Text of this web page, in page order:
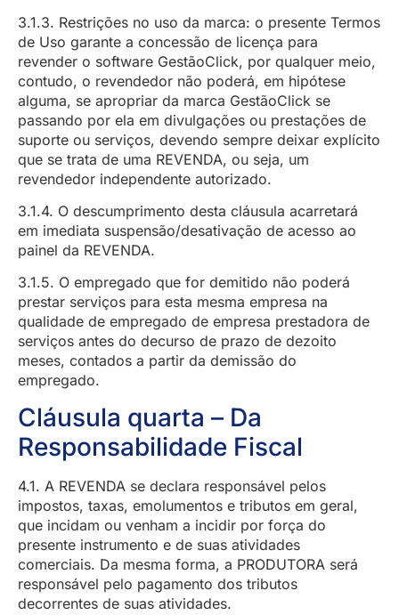
3.1.3. Restrições no uso da marca: o presente Termos
de Uso garante a concessão de licença para
revender o software GestãoClick, por qualquer meio,
contudo, o revendedor não poderá, em hipótese
alguma, se apropriar da marca GestãoClick se
passando por ela em divulgações ou prestações de
suporte ou serviços, devendo sempre deixar explícito
que se trata de uma REVENDA, ou seja, um
revendedor independente autorizado.
3.1.4. O descumprimento desta cláusula acarretará
em imediata suspensão/desativação de acesso ao
painel da REVENDA.
3.1.5. O empregado que for demitido não poderá
prestar serviços para esta mesma empresa na
qualidade de empregado de empresa prestadora de
serviços antes do decurso de prazo de dezoito
meses, contados a partir da demissão do
empregado.
Cláusula quarta – Da
Responsabilidade Fiscal
4.1. A REVENDA se declara responsável pelos
impostos, taxas, emolumentos e tributos em geral,
que incidam ou venham a incidir por força do
presente instrumento e de suas atividades
comerciais. Da mesma forma, a PRODUTORA será
responsável pelo pagamento dos tributos
decorrentes de suas atividades.